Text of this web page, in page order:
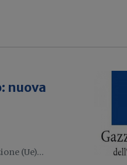
nuova
(Ue)...